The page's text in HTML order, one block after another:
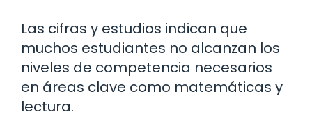
Las cifras y estudios indican que
muchos estudiantes no alcanzan los
niveles de competencia necesarios
en áreas clave como matemáticas y
lectura.